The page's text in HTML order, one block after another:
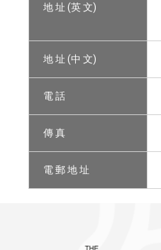
地 址 (英 文)
地 址 (中 文)
電 話
傳 真
電 郵 地 址